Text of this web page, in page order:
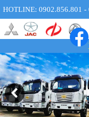
HOTLINE: 0902.856.801
XE CÓ